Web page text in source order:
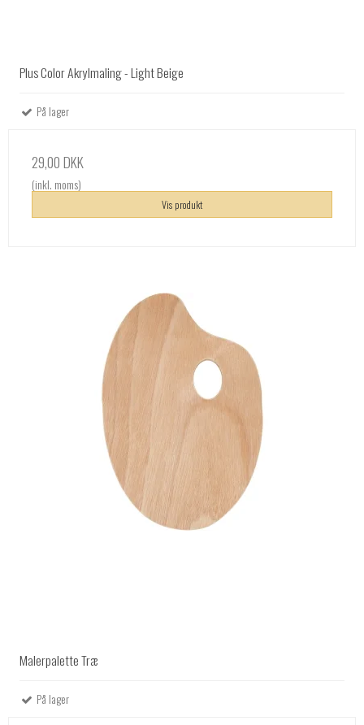
Plus Color Akrylmaling - Light Beige
På lager
29,00 DKK
(inkl. moms)
Vis produkt
Malerpalette Træ
På lager